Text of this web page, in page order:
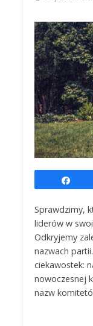
Sprawdzimy,
liderów w
Odkryjemy
nazwach
ciekawostek:
nowoczesnej
nazw